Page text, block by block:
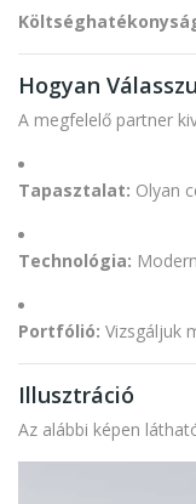
Hogyan
A megfelelő partner
Tapasztalat: Olyan
Technológia:
Portfólió: Vizsgáljuk
Illusztráció
Az alábbi képen